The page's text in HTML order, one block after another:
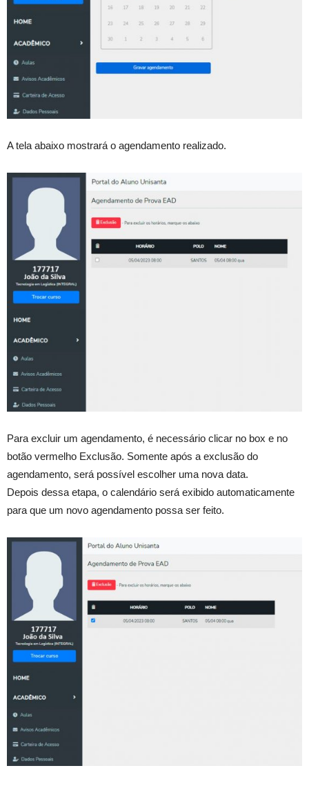
A tela abaixo mostrará o agendamento realizado.
Para excluir um agendamento, é necessário clicar no box e no
botão vermelho Exclusão. Somente após a exclusão do
agendamento, será possível escolher uma nova data.
Depois dessa etapa, o calendário será exibido automaticamente
para que um novo agendamento possa ser feito.